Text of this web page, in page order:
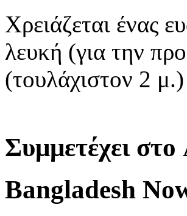
Χρειάζεται ένας
λευκή (για την
(τουλάχιστον 2 μ.)
Συμμετέχει
Bangladesh